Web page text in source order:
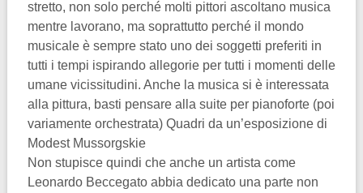
stretto, non solo perché molti pittori ascoltano musica
mentre lavorano, ma soprattutto perché il mondo
musicale è sempre stato uno dei soggetti preferiti in
tutti i tempi ispirando allegorie per tutti i momenti delle
umane vicissitudini. Anche la musica si è interessata
alla pittura, basti pensare alla suite per pianoforte (poi
variamente orchestrata) Quadri da un’esposizione di
Modest Mussorgskie
Non stupisce quindi che anche un artista come
Leonardo Beccegato abbia dedicato una parte non